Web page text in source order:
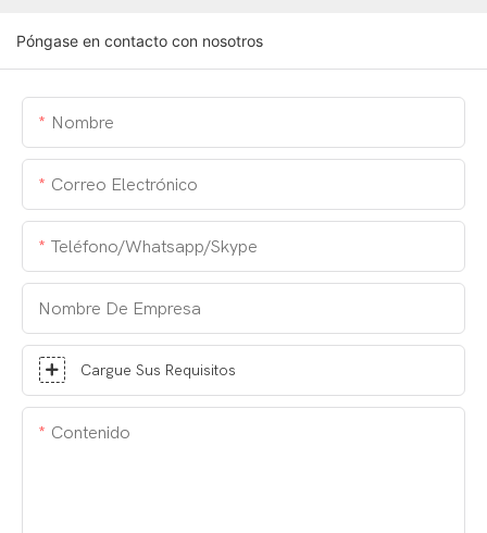
Póngase en contacto con nosotros
Nombre
Correo Electrónico
Teléfono/whatsapp/skype
Nombre De Empresa
Cargue Sus Requisitos
Contenido